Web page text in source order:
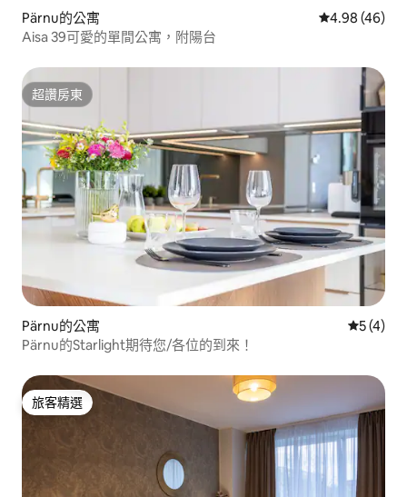
Pärnu的公寓 從 46 則評價
4.98 (46)
Aisa 39可愛的單間公寓，附陽台
超讚房東
超讚房東
Pärnu的公寓 從 4 則評
5 (4)
Pärnu的Starlight期待您/各位的到來！
旅客精選
旅客精選